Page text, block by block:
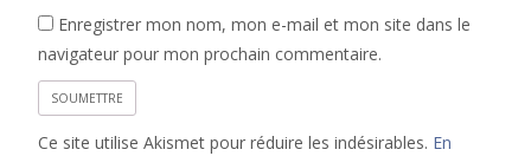
Enregistrer mon nom, mon e-mail et mon site dans le
navigateur pour mon prochain commentaire.
Ce site utilise Akismet pour réduire les indésirables. En